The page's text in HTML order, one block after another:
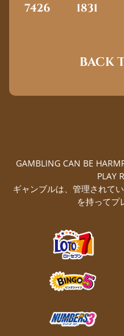
7426
1831
BACK
GAMBLING CAN BE
PLAY
ギャンブルは、管理されて
を持ってプ